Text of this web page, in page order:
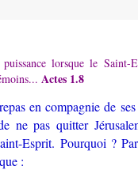
lorsque le Saint-
Actes 1.8
en compagnie de ses
ne pas quitter
Esprit. Pourquoi ?
: